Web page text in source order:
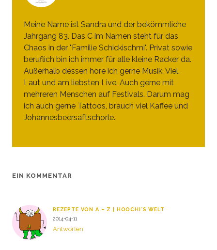
Meine Name ist Sandra und der bekömmliche
Jahrgang 83. Das C im Namen steht für das
Chaos in der "Familie Schickischmi". Privat sowie
beruflich bin ich immer für alle kleine Racker da.
Außerhalb dessen höre ich gerne Musik. Viel.
Laut und am liebsten Live. Auch gerne mit
mehreren Menschen auf Festivals. Darum mag
ich auch gerne Tattoos, brauch viel Kaffee und
Johannesbeersaftschorle.
EIN KOMMENTAR
REZEPTE VON A – Z | HOOCHI´S WELT
2014-04-11
Antworten